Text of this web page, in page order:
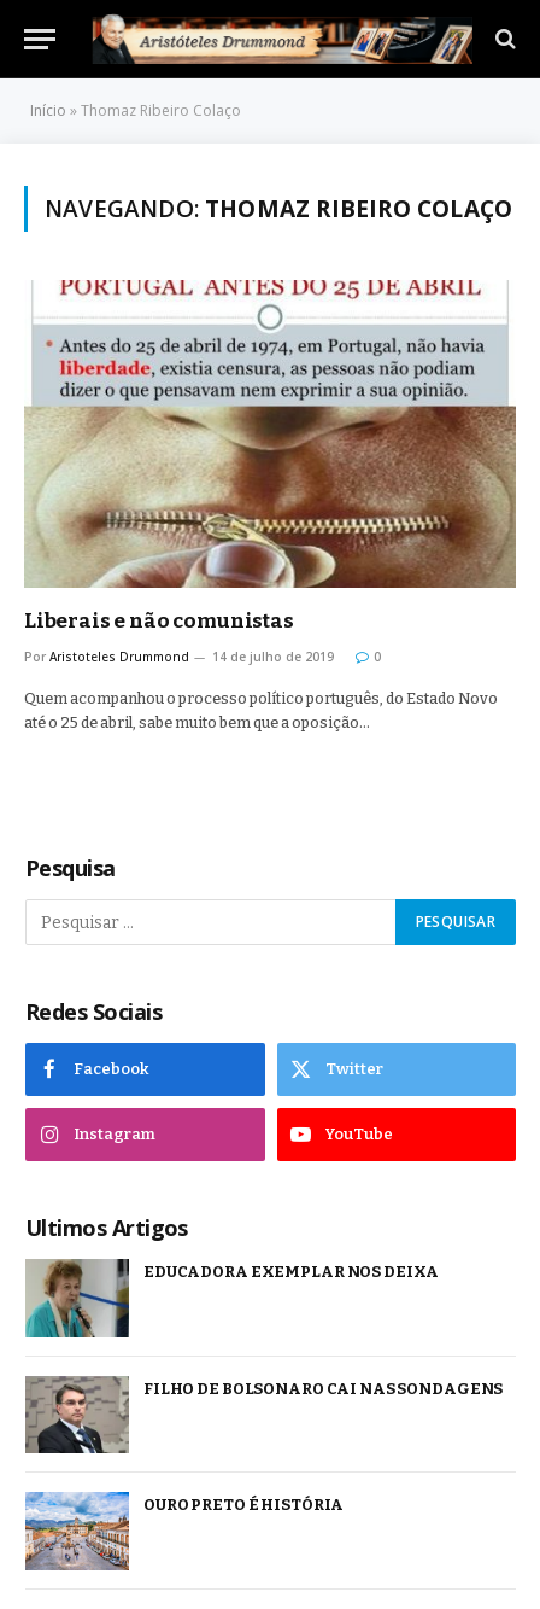
Início »Thomaz Ribeiro Colaço
NAVEGANDO: THOMAZ RIBEIRO COLAÇO
Liberais e não comunistas
Por Aristoteles Drummond 14 de julho de 2019 0
Quem acompanhou o processo político português, do Estado Novo
até o 25 de abril, sabe muito bem que a oposição…
Pesquisa
Redes Sociais
Facebook Twitter
Instagram YouTube
Ultimos Artigos
EDUCADORA EXEMPLAR NOS DEIXA
FILHO DE BOLSONARO CAI NAS SONDAGENS
OURO PRETO É HISTÓRIA